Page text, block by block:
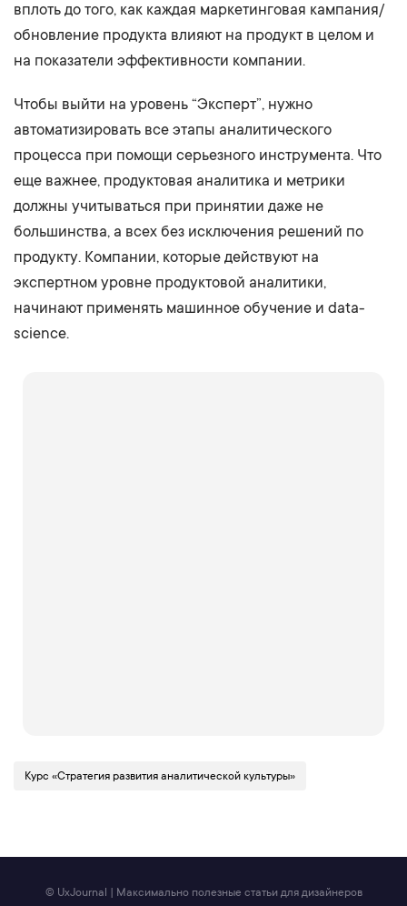
вплоть до того, как каждая маркетинговая кампания/
обновление продукта влияют на продукт в целом и
на показатели эффективности компании.
Чтобы выйти на уровень “Эксперт”, нужно
автоматизировать все этапы аналитического
процесса при помощи серьезного инструмента. Что
еще важнее, продуктовая аналитика и метрики
должны учитываться при принятии даже не
большинства, а всех без исключения решений по
продукту. Компании, которые действуют на
экспертном уровне продуктовой аналитики,
начинают применять машинное обучение и data-
science.
Курс «Стратегия развития аналитической культуры»
© UxJournal | Максимально полезные статьи для дизайнеров